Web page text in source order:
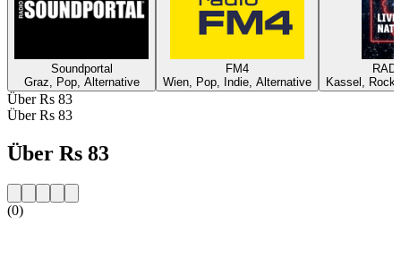
Soundportal
Graz, Pop, Alternative
FM4
Wien, Pop, Indie, Alternative
Kassel,
Über Rs 83
Über Rs 83
Über Rs 83
(0)